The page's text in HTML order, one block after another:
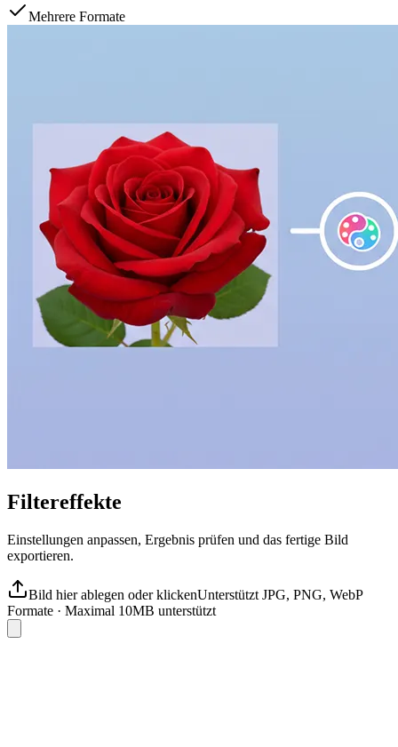
Mehrere Formate
Filtereffekte
Einstellungen anpassen, Ergebnis prüfen und das fertige Bild
exportieren.
Bild hier ablegen oder klickenUnterstützt JPG, PNG, WebP
Formate · Maximal 10MB unterstützt